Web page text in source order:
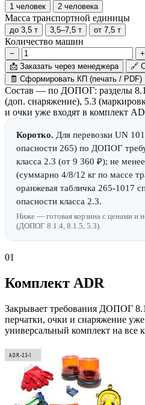
1 человек 2 человека
Масса транспортной единицы
до 3,5 т 3,5–7,5 т от 7,5 т
Количество машин
−
+
📩 Заказать через менеджера 🔗
🧾 Сформировать КП (печать / PDF)
Состав — по ДОПОГ: разделы
(доп. снаряжение), 5.3
и очки уже входят в комплект
Коротко. Для перевозки UN
опасности 265) по ДОПОГ
класса 2.3 (от 9 360 ₽); не
(суммарно 4/8/12 кг по массе
оранжевая табличка 265-1017
опасности класса 2.3.
Ниже — готовая корзина с ценами и
(ДОПОГ 8.1.4, 8.1.5, 5.3).
01
Комплект ADR
Закрывает требования ДОПОГ
перчатки, очки и снаряжение
универсальный комплект на все